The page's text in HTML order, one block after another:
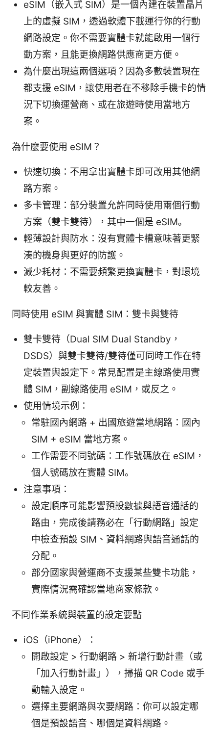
eSIM（嵌入式 SIM）是一個內建在裝置晶片
上的虛擬 SIM，透過軟體下載運行你的行動
網路設定。你不需要實體卡就能啟用一個行
動方案，且能更換網路供應商更方便。
為什麼出現這兩個選項？因為多數裝置現在
都支援 eSIM，讓使用者在不移除手機卡的情
況下切換運營商、或在旅遊時使用當地方
案。
為什麼要使用 eSIM？
快速切換：不用拿出實體卡即可改用其他網
路方案。
多卡管理：部分裝置允許同時使用兩個行動
方案（雙卡雙待），其中一個是 eSIM。
輕薄設計與防水：沒有實體卡槽意味著更緊
湊的機身與更好的防護。
減少耗材：不需要頻繁更換實體卡，對環境
較友善。
同時使用 eSIM 與實體 SIM：雙卡與雙待
雙卡雙待（Dual SIM Dual Standby，
DSDS）與雙卡雙待/雙待僅可同時工作在特
定裝置與設定下。常見配置是主線路使用實
體 SIM，副線路使用 eSIM，或反之。
使用情境示例：
常駐國內網路 + 出國旅遊當地網路：國內
SIM + eSIM 當地方案。
工作需要不同號碼：工作號碼放在 eSIM，
個人號碼放在實體 SIM。
注意事項：
設定順序可能影響預設數據與語音通話的
路由，完成後請務必在「行動網路」設定
中檢查預設 SIM、資料網路與語音通話的
分配。
部分國家與營運商不支援某些雙卡功能，
實際情況需確認當地商家條款。
不同作業系統與裝置的設定要點
iOS（iPhone）：
開啟設定 > 行動網路 > 新增行動計畫（或
「加入行動計畫」），掃描 QR Code 或手
動輸入設定。
選擇主要網路與次要網路：你可以設定哪
個是預設語音、哪個是資料網路。